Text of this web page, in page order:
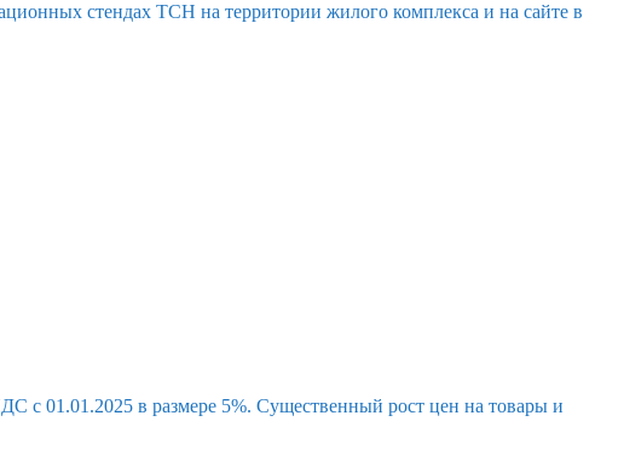
стендах ТСН на территории жилого комплекса и на сайте в
с 01.01.2025 в размере 5%. Существенный рост цен на товары и